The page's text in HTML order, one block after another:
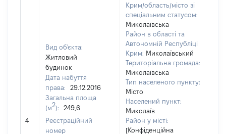
4
Вид об'єкта:
Житловий
будинок
Дата набуття
права:
29.12.2016
Загальна площа
(м2):
249,6
Реєстраційний
номер
Крим/область/місто зі
спеціальним статусом:
Миколаївська
Район в області та
Автономній Республіці
Крим: Миколаївський
Територіальна громада:
Миколаївська
Тип населеного пункту:
Місто
Населений пункт:
Миколаїв
Район у місті:
[Конфіденційна